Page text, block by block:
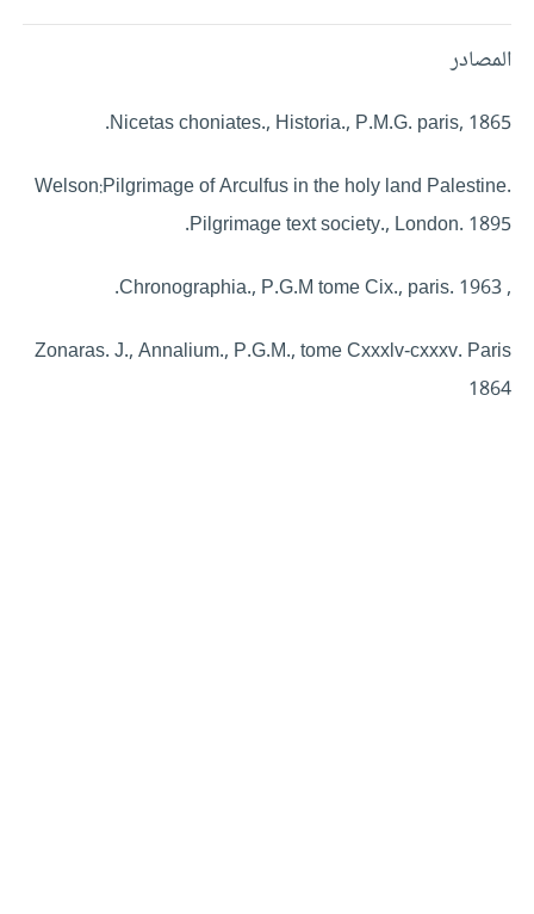
المصادر
Nicetas choniates., Historia., P.M.G. paris, 1865.
Welson:Pilgrimage of Arculfus in the holy land Palestine.
Pilgrimage text society., London. 1895.
, Chronographia., P.G.M tome Cix., paris. 1963.
Zonaras. J., Annalium., P.G.M., tome Cxxxlv-cxxxv. Paris
1864